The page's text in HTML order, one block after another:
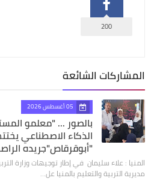
200
المشاركات الشائعة
05 أغسطس 2026
بالصور ... "معلمو
الذكاء الاصطناعي
"أبوقرقاص"جريده
المنيا : علاء سليمان في إطار توجيهات وزارة
مديرية التربية والتعليم بالمنيا عل…